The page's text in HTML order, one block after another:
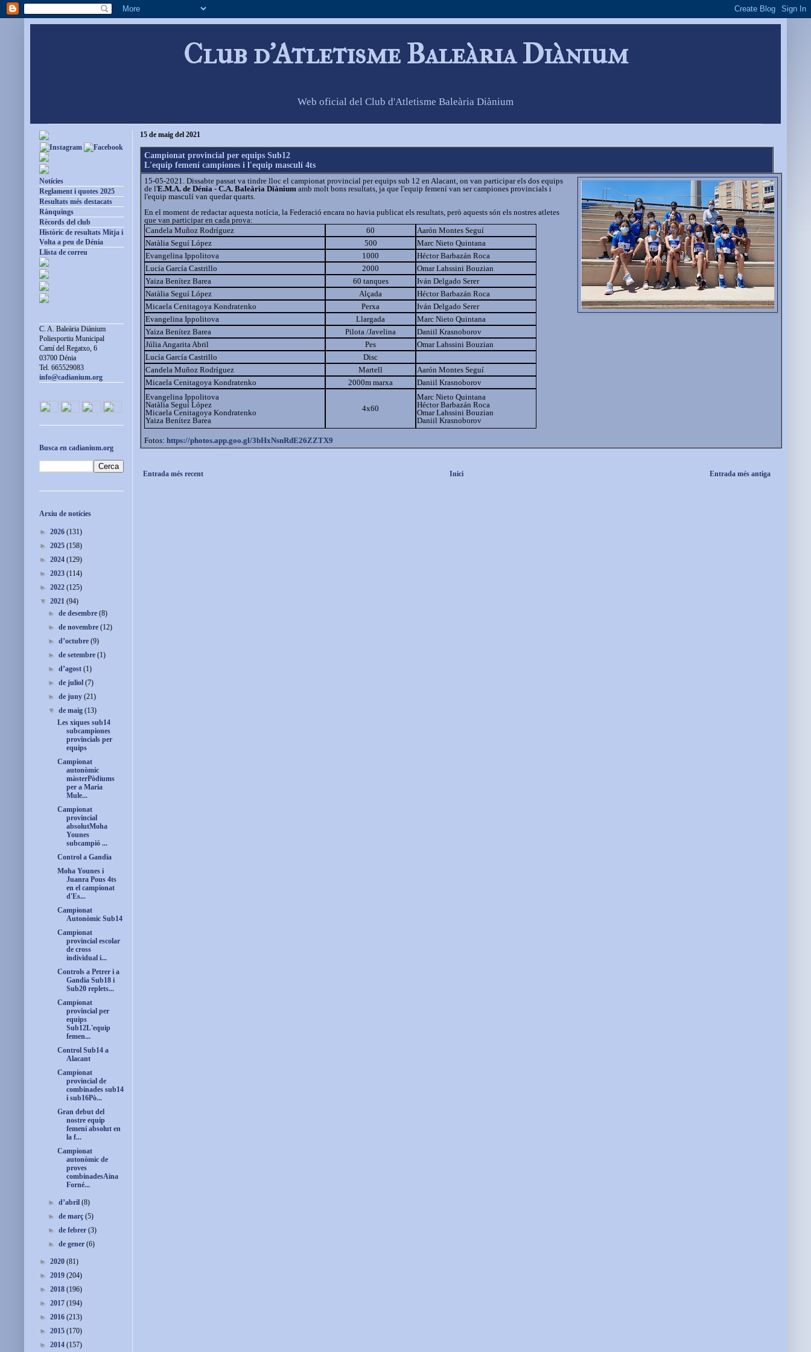
Club d'Atletisme Baleària Diànium
Web oficial del Club d'Atletisme Baleària Diànium
15 de maig del 2021
Campionat provincial per equips Sub12
L'equip femení campiones i l'equip masculí 4ts
15-05-2021. Dissabte passat va tindre lloc el campionat provincial per equips sub 12 en Alacant, on van participar els dos equips
de l'E.M.A. de Dénia - C.A. Baleària Diànium amb molt bons resultats, ja que l'equip femení van ser campiones provincials i
l'equip masculí van quedar quarts.
En el moment de redactar aquesta notícia, la Federació encara no havia publicat els resultats, però aquests són els nostres atletes
que van participar en cada prova:
Candela Muñoz Rodríguez
60
Aarón Montes Seguí
Natàlia Seguí López
500
Marc Nieto Quintana
Evangelina Ippolitova
1000
Héctor Barbazán Roca
Lucía García Castrillo
2000
Omar Lahssini Bouzian
Yaiza Benítez Barea
60 tanques
Iván Delgado Serer
Natàlia Seguí López
Alçada
Héctor Barbazán Roca
Micaela Cenitagoya Kondratenko
Perxa
Iván Delgado Serer
Evangelina Ippolitova
Llargada
Marc Nieto Quintana
Yaiza Benítez Barea
Pilota /Javelina
Daniil Krasnoborov
Júlia Angarita Abril
Pes
Omar Lahssini Bouzian
Lucía García Castrillo
Disc
Candela Muñoz Rodríguez
Martell
Aarón Montes Seguí
Micaela Cenitagoya Kondratenko
2000m marxa
Daniil Krasnoborov
Evangelina Ippolitova
Natàlia Seguí López
Micaela Cenitagoya Kondratenko
Yaiza Benítez Barea
4x60
Marc Nieto Quintana
Héctor Barbazán Roca
Omar Lahssini Bouzian
Daniil Krasnoborov
Fotos: https://photos.app.goo.gl/3bHxNsnRdE26ZZTX9
Entrada més recent Entrada més antiga
Inici
Notícies
Reglament i quotes 2025
Resultats més destacats
Rànquings
Rècords del club
Històric de resultats Mitja i
Volta a peu de Dénia
Llista de correu
C. A. Baleària Diànium
Poliesportiu Municipal
Camí del Regatxo, 6
03700 Dénia
Tel. 665529083
info@cadianium.org
Busca en cadianium.org
Arxiu de notícies
► 2026 (131)
► 2025 (158)
► 2024 (129)
► 2023 (114)
► 2022 (125)
▼ 2021 (94)
►de desembre(8)
►de novembre(12)
►d’octubre(9)
►de setembre(1)
►d’agost(1)
►de juliol(7)
►de juny(21)
▼de maig(13)
Les xiques sub14
subcampiones
provincials per
equips
Campionat
autonòmic
màsterPòdiums
per a Maria
Mule...
Campionat
provincial
absolutMoha
Younes
subcampió ...
Control a Gandia
Moha Younes i
Juanra Pous 4ts
en el campionat
d'Es...
Campionat
Autonòmic Sub14
Campionat
provincial escolar
de cross
individual i...
Controls a Petrer i a
Gandia Sub18 i
Sub20 replets...
Campionat
provincial per
equips
Sub12L'equip
femen...
Control Sub14 a
Alacant
Campionat
provincial de
combinades sub14
i sub16Pò...
Gran debut del
nostre equip
femení absolut en
la f...
Campionat
autonòmic de
proves
combinadesAina
Forné...
►d’abril(8)
►de març(5)
►de febrer(3)
►de gener(6)
► 2020 (81)
► 2019 (204)
► 2018 (196)
► 2017 (194)
► 2016 (213)
► 2015 (170)
► 2014 (157)